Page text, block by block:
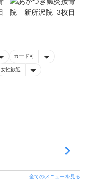
カード可
女性歓迎
全てのメニューを見る